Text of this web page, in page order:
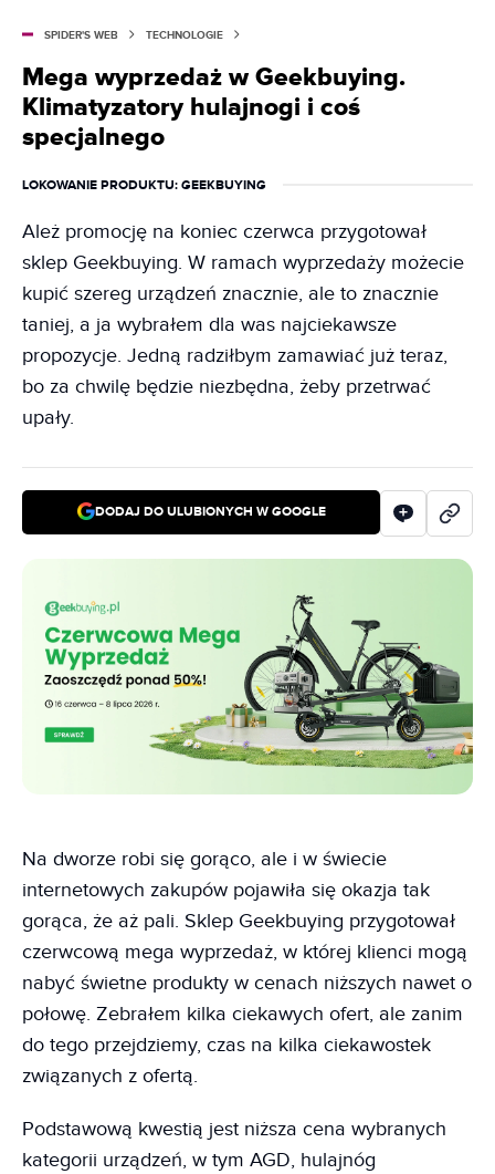
SPIDER'S WEB TECHNOLOGIE
Mega wyprzedaż w Geekbuying.
Klimatyzatory hulajnogi i coś
specjalnego
LOKOWANIE PRODUKTU: GEEKBUYING
Ależ promocję na koniec czerwca przygotował
sklep Geekbuying. W ramach wyprzedaży możecie
kupić szereg urządzeń znacznie, ale to znacznie
taniej, a ja wybrałem dla was najciekawsze
propozycje. Jedną radziłbym zamawiać już teraz,
bo za chwilę będzie niezbędna, żeby przetrwać
upały.
DODAJ DO ULUBIONYCH W GOOGLE
Na dworze robi się gorąco, ale i w świecie
internetowych zakupów pojawiła się okazja tak
gorąca, że aż pali. Sklep Geekbuying przygotował
czerwcową mega wyprzedaż, w której klienci mogą
nabyć świetne produkty w cenach niższych nawet o
połowę. Zebrałem kilka ciekawych ofert, ale zanim
do tego przejdziemy, czas na kilka ciekawostek
związanych z ofertą.
Podstawową kwestią jest niższa cena wybranych
kategorii urządzeń, w tym AGD, hulajnóg